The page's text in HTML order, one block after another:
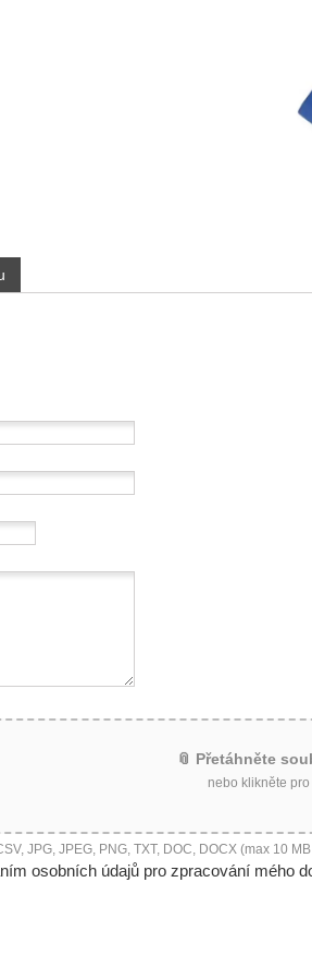
📎 Přetáhněte
nebo klikněte pro
JPG, JPEG, PNG, TXT, DOC, DOCX (max 10
osobních údajů pro zpracování mého